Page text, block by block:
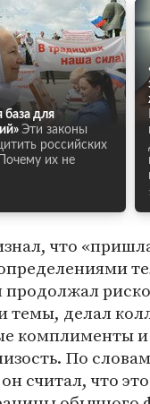
база для
Эти законы
российских
их не
что
продолжал
темы, делал
комплименты
По словам
считал, что